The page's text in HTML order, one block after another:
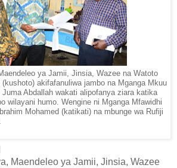
ya Jamii, Jinsia, Wazee na Watoto
akifafanuliwa jambo na Mganga Mkuu
Abdallah wakati alipofanya ziara katika
wilayani humo. Wengine ni Mganga Mfawidhi
Mohamed (katikati) na mbunge wa Rufiji
Maendeleo ya Jamii, Jinsia, Wazee